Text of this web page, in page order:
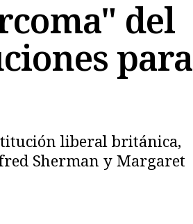
del
para
liberal británica,
Sherman y Margaret